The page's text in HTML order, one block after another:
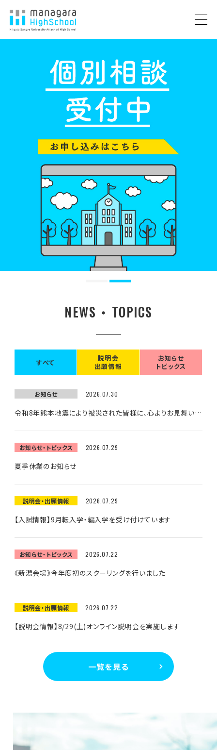
NEWS ・ TOPICS
すべて
説明会
出願情報
お知らせ
トピックス
お知らせ 2026.07.30
令和8年熊本地震により被災された皆様に、心よりお見舞い申し上げます。
お知らせ・トピックス 2026.07.29
夏季休業のお知らせ
説明会・出願情報 2026.07.29
【入試情報】9月転入学・編入学を受け付けています
お知らせ・トピックス 2026.07.22
《新潟会場》今年度初のスクーリングを行いました
説明会・出願情報 2026.07.22
【説明会情報】8/29(土)オンライン説明会を実施します
一覧を見る